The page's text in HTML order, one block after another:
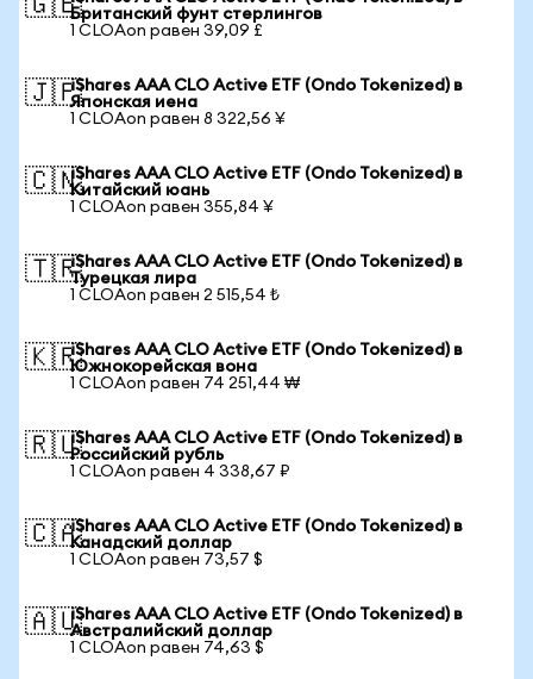
🇬🇧Британский фунт стерлингов
1 CLOAon равен 39,09 £
🇯🇵iShares AAA CLO Active ETF (Ondo Tokenized) в
Японская иена
1 CLOAon равен 8 322,56 ¥
🇨🇳iShares AAA CLO Active ETF (Ondo Tokenized) в
Китайский юань
1 CLOAon равен 355,84 ¥
🇹🇷iShares AAA CLO Active ETF (Ondo Tokenized) в
Турецкая лира
1 CLOAon равен 2 515,54 ₺
🇰🇷iShares AAA CLO Active ETF (Ondo Tokenized) в
Южнокорейская вона
1 CLOAon равен 74 251,44 ₩
🇷🇺iShares AAA CLO Active ETF (Ondo Tokenized) в
Российский рубль
1 CLOAon равен 4 338,67 ₽
🇨🇦iShares AAA CLO Active ETF (Ondo Tokenized) в
Канадский доллар
1 CLOAon равен 73,57 $
🇦🇺iShares AAA CLO Active ETF (Ondo Tokenized) в
Австралийский доллар
1 CLOAon равен 74,63 $